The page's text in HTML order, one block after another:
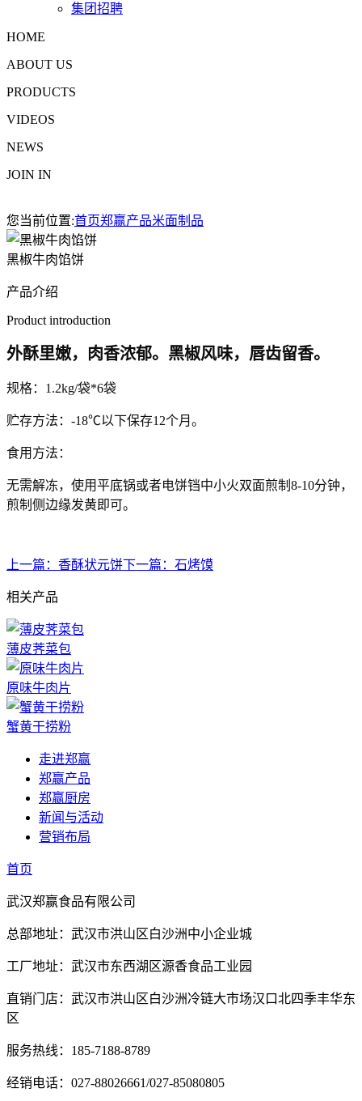
集团招聘
HOME
ABOUT US
PRODUCTS
VIDEOS
NEWS
JOIN IN
您当前位置:首页郑赢产品米面制品
黑椒牛肉馅饼
产品介绍
Product introduction
外酥里嫩，肉香浓郁。黑椒风味，唇齿留香。
规格：1.2kg/袋*6袋
贮存方法：-18℃以下保存12个月。
食用方法：
无需解冻，使用平底锅或者电饼铛中小火双面煎制8-10分钟，
煎制侧边缘发黄即可。
上一篇： 香酥状元饼下一篇： 石烤馍
相关产品
薄皮荠菜包
原味牛肉片
蟹黄干捞粉
走进郑赢
郑赢产品
郑赢厨房
新闻与活动
营销布局
首页
武汉郑赢食品有限公司
总部地址：武汉市洪山区白沙洲中小企业城
工厂地址：武汉市东西湖区源香食品工业园
直销门店：武汉市洪山区白沙洲冷链大市场汉口北四季丰华东
区
服务热线：185-7188-8789
经销电话：027-88026661/027-85080805